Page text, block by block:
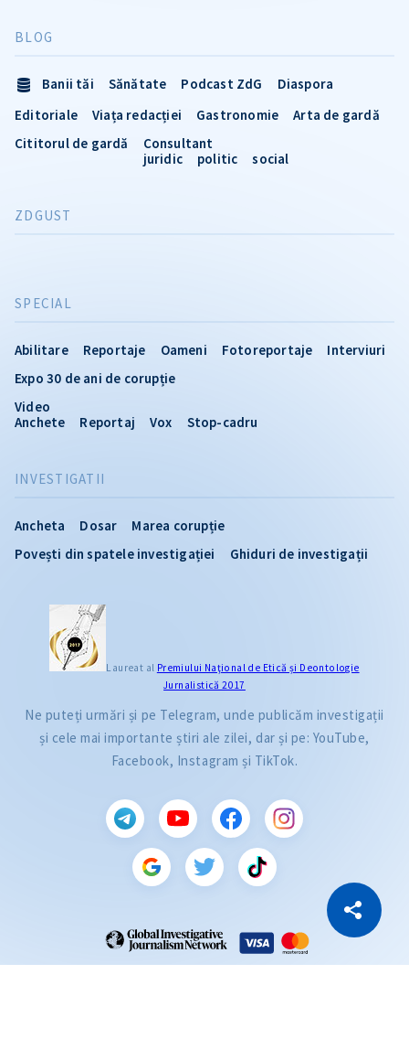
Copiază Link
INVESTIGATII
Ancheta Dosar
Marea corupție
Povești din spatele investigației
Ghiduri de investigații
SPECIAL
Abilitare Reportaje Oameni Fotoreportaje
Interviuri
Expo 30 de ani de corupție
Video
Anchete
Reportaj Vox Stop-cadru
BLOG
Banii tăi Sănătate Podcast ZdG
Diaspora
Editoriale
Viața redacției Gastronomie
Arta de gardă
Cititorul de gardă
Consultant
juridic
politic social
ZDGUST
Laureat al Premiului Naţional de Etică și Deontologie
Jurnalistică 2017
Ne puteți urmări și pe Telegram, unde publicăm investigații
și cele mai importante știri ale zilei, dar și pe: YouTube,
Facebook, Instagram și TikTok.